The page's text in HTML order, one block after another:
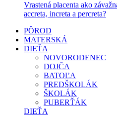
Vrastená placenta ako
accreta, increta a percreta?
PÔROD
MATERSKÁ
DIEŤA
NOVORODENEC
DOJČA
BATOĽA
PREDŠKOLÁK
ŠKOLÁK
PUBERŤÁK
DIEŤA